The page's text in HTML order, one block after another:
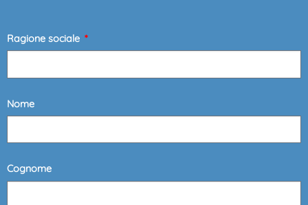
Ragione sociale
Nome
Cognome